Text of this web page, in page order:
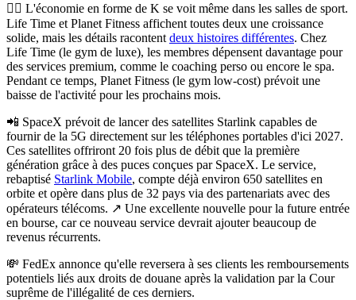
🏋️‍♀️ L'économie en forme de K se voit même dans les salles de sport.
Life Time et Planet Fitness affichent toutes deux une croissance
solide, mais les détails racontent deux histoires différentes. Chez
Life Time (le gym de luxe), les membres dépensent davantage pour
des services premium, comme le coaching perso ou encore le spa.
Pendant ce temps, Planet Fitness (le gym low-cost) prévoit une
baisse de l'activité pour les prochains mois.
📲 SpaceX prévoit de lancer des satellites Starlink capables de
fournir de la 5G directement sur les téléphones portables d'ici 2027.
Ces satellites offriront 20 fois plus de débit que la première
génération grâce à des puces conçues par SpaceX. Le service,
rebaptisé Starlink Mobile, compte déjà environ 650 satellites en
orbite et opère dans plus de 32 pays via des partenariats avec des
opérateurs télécoms. ↗️ Une excellente nouvelle pour la future entrée
en bourse, car ce nouveau service devrait ajouter beaucoup de
revenus récurrents.
💸 FedEx annonce qu'elle reversera à ses clients les remboursements
potentiels liés aux droits de douane après la validation par la Cour
suprême de l'illégalité de ces derniers.